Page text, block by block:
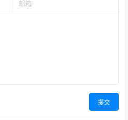
提交